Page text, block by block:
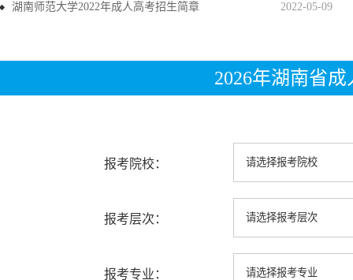
2022-05-09
湖南师范大学2022年成人高考招生简章
2026年湖南省
报考院校：
报考层次：
报考专业：